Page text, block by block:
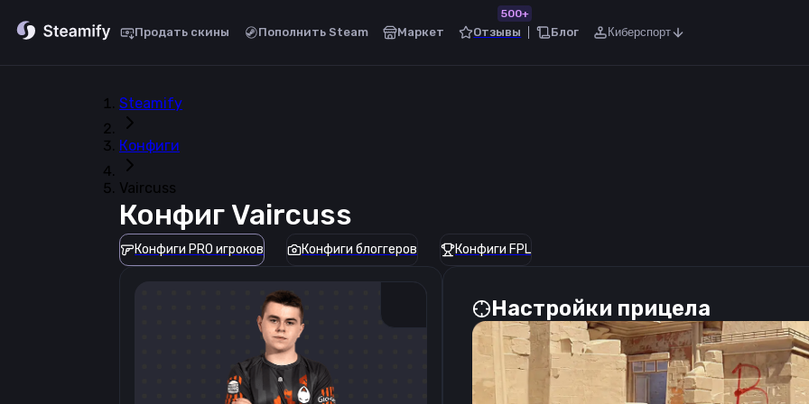
Продать скины Пополнить Steam Маркет Отзывы
500+
Блог Киберспорт
Steamify
Конфиги
Vaircuss
Конфиг Vaircuss
Конфиги PRO игроков Конфиги блоггеров Конфиги FPL
Настройки прицела